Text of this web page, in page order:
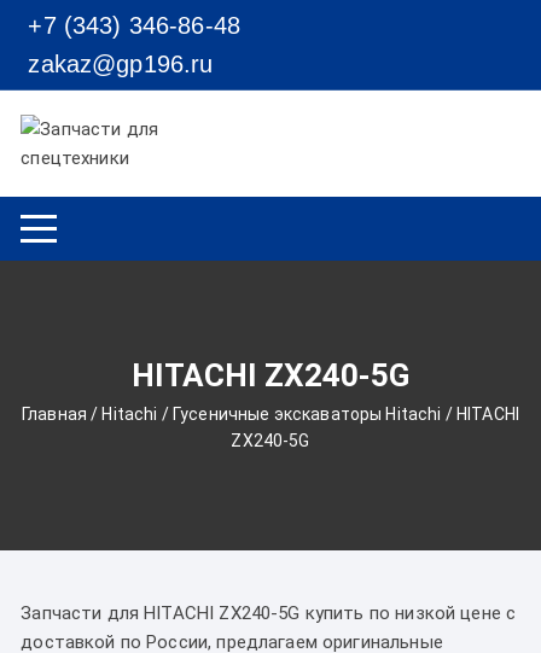
Перейти к содержимому
+7 (343) 346-86-48
zakaz@gp196.ru
HITACHI ZX240-5G
Главная / Hitachi / Гусеничные экскаваторы Hitachi / HITACHI
ZX240-5G
Запчасти для HITACHI ZX240-5G купить по низкой цене с
доставкой по России, предлагаем оригинальные